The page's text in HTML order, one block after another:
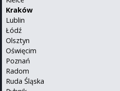
Kraków
Lublin
Łódź
Olsztyn
Oświęcim
Poznań
Radom
Ruda Śląska